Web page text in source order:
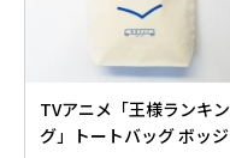
TVアニメ「王様ランキン
グ」トートバッグ ボッジ